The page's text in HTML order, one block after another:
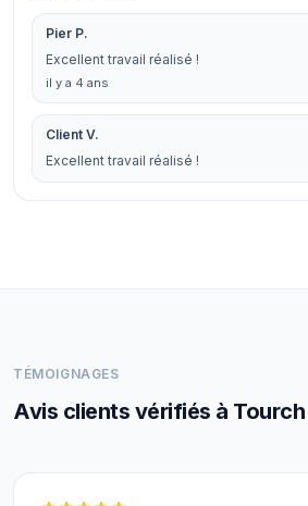
Pier P.
Excellent travail réalisé !
il y a 4 ans
Client V.
Excellent travail réalisé !
TÉMOIGNAGES
Avis clients vérifiés à Tourch